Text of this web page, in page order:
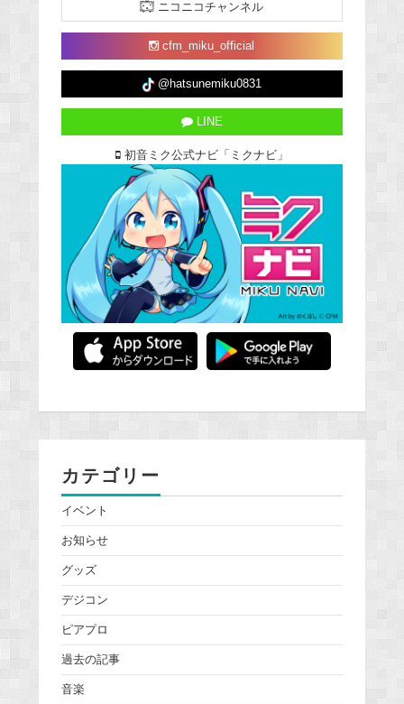
ニコニコチャンネル
cfm_miku_official
@hatsunemiku0831
LINE
初音ミク公式ナビ「ミクナビ」
カテゴリー
イベント
お知らせ
グッズ
デジコン
ピアプロ
過去の記事
音楽